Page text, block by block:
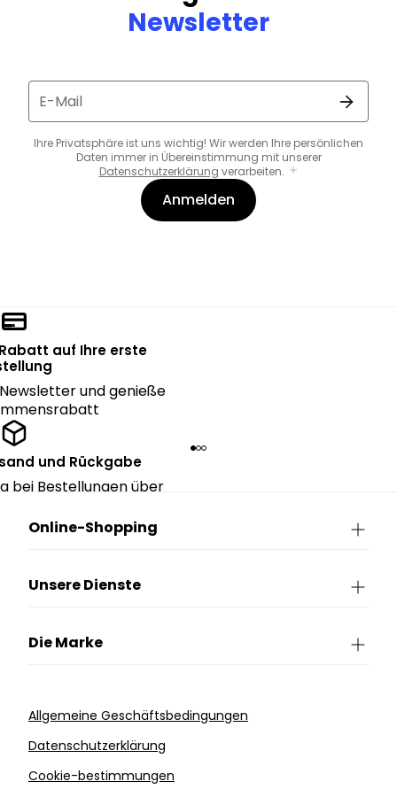
Newsletter
E-Mail
Ihre Privatsphäre ist uns wichtig! Wir werden Ihre persönlichen
Daten immer in Übereinstimmung mit unserer
Datenschutzerklärung verarbeiten.
Anmelden
auf Ihre erste
und genieße
und Rückgabe
bei Bestellungen über
Online-Shopping
Unsere Dienste
Die Marke
Allgemeine Geschäftsbedingungen
Datenschutzerklärung
Cookie-bestimmungen